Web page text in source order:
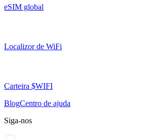
eSIM global
Localizor de WiFi
Carteira $WIFI
BlogCentro de ajuda
Siga-nos